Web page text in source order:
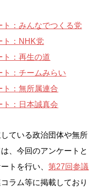
ト：みんなでつくる党
ト：NHK党
ト：再生の道
ト：チームみらい
ト：無所属連合
ト：日本誠真会
ている政治団体や無所
、今回のアンケートと
トを行い、第27回参議
ラム等に掲載しており